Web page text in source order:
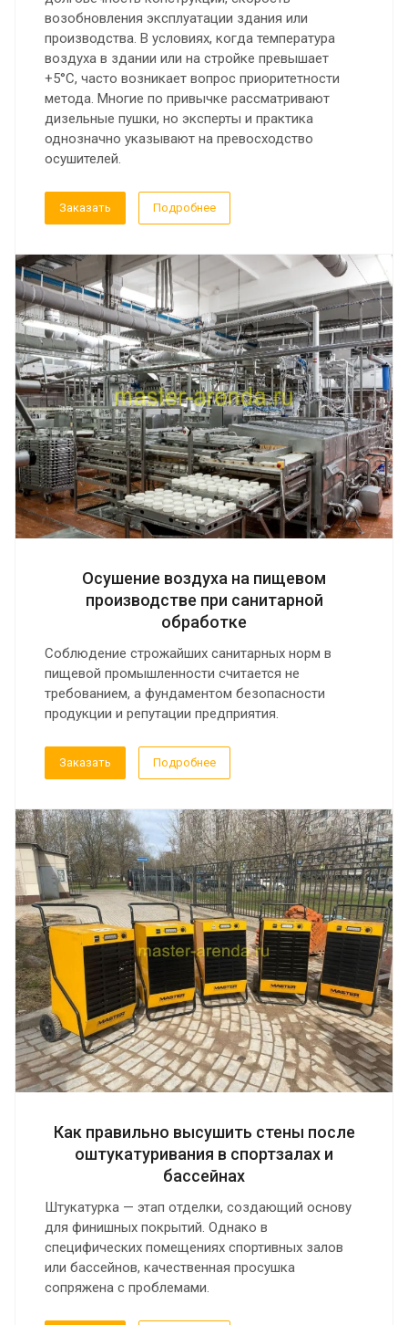
возобновления эксплуатации здания или
производства. В условиях, когда температура
воздуха в здании или на стройке превышает
+5°C, часто возникает вопрос приоритетности
метода. Многие по привычке рассматривают
дизельные пушки, но эксперты и практика
однозначно указывают на превосходство
осушителей.
Заказать Подробнее
Осушение воздуха на пищевом
производстве при санитарной
обработке
Соблюдение строжайших санитарных норм в
пищевой промышленности считается не
требованием, а фундаментом безопасности
продукции и репутации предприятия.
Заказать Подробнее
Как правильно высушить стены после
оштукатуривания в спортзалах и
бассейнах
Штукатурка — этап отделки, создающий основу
для финишных покрытий. Однако в
специфических помещениях спортивных залов
или бассейнов, качественная просушка
сопряжена с проблемами.